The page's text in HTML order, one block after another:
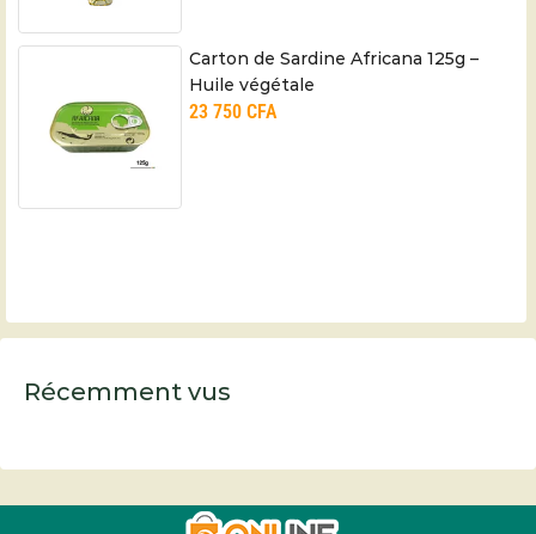
Carton de Sardine Africana 125g –
Huile végétale
23 750 CFA
Récemment vus